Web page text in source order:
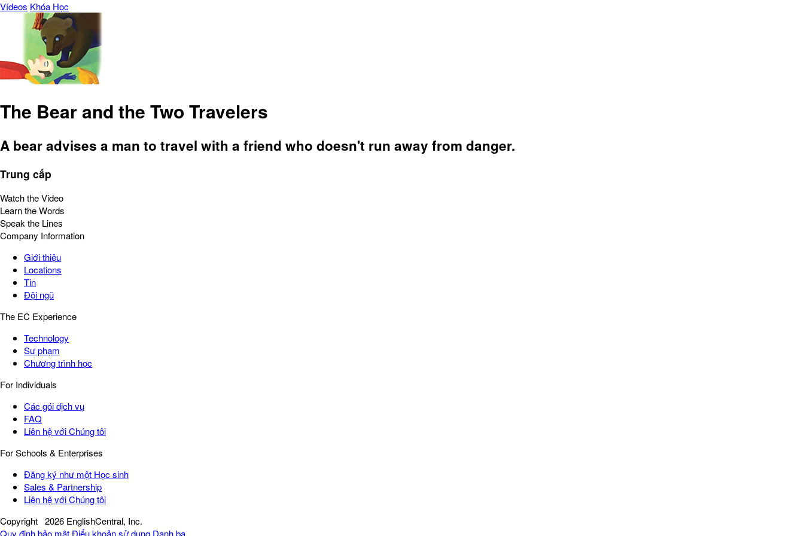
Vídeos Khóa Học
The Bear and the Two Travelers
A bear advises a man to travel with a friend who doesn't run away from danger.
Trung cấp
Watch the Video
Learn the Words
Speak the Lines
Company Information
Giới thiệu
Locations
Tin
Đội ngũ
The EC Experience
Technology
Sư phạm
Chương trình học
For Individuals
Các gói dịch vụ
FAQ
Liên hệ với Chúng tôi
For Schools & Enterprises
Đăng ký như một Học sinh
Sales & Partnership
Liên hệ với Chúng tôi
Copyright 2026 EnglishCentral, Inc.